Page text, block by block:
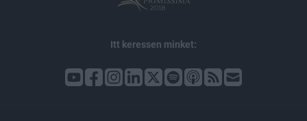
Itt keressen minket: